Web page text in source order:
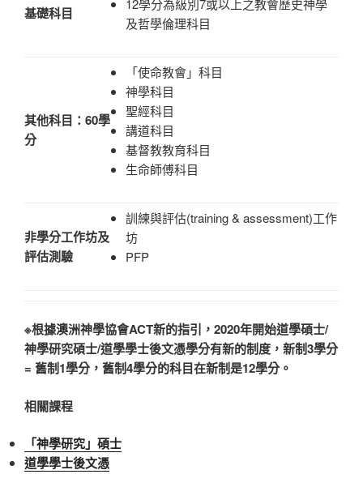
基礎科目
12學分為級別7或以上之教會歷史神學
及哲學倫理科目
其他科目：60學
分
「使命教會」科目
神學科目
聖經科目
講道科目
基督教教育科目
生命師傅科目
非學分工作坊及
評估測驗
訓練與評估(training & assessment)工作
坊
PFP
※根據澳洲神學協會ACT新的指引，2020年開始道學碩士/
神學研究碩士/道學學士後文憑學分有新的制度，新制3學分
= 舊制1學分，舊制4學分的科目在新制是12學分。
相關課程
「神學研究」 碩士
道學學士後文憑